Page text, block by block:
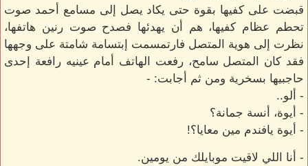
قبضت على كفيها بقوة حتى يكاد يصل إلى مسامع أحمد صوت
تحطم عظام كفيها، هم أن يهدئها فصدح صوت رنين هاتفها،
نظرت إلى هوية المتصل فارتمسمت إبتسامة شامتة على وجهها
فقد كان المتصل سامح، رفعت الهاتف أمام عينيه رافعة إحدى
حاجبيها بسخرية ومن ثم أجابت: -
- ألو..
- أيوة، أنسة جمانة؟
- أيوة يافندم مين معايا؟!
- أنا اللي لاقيت موبايلك من يومين.